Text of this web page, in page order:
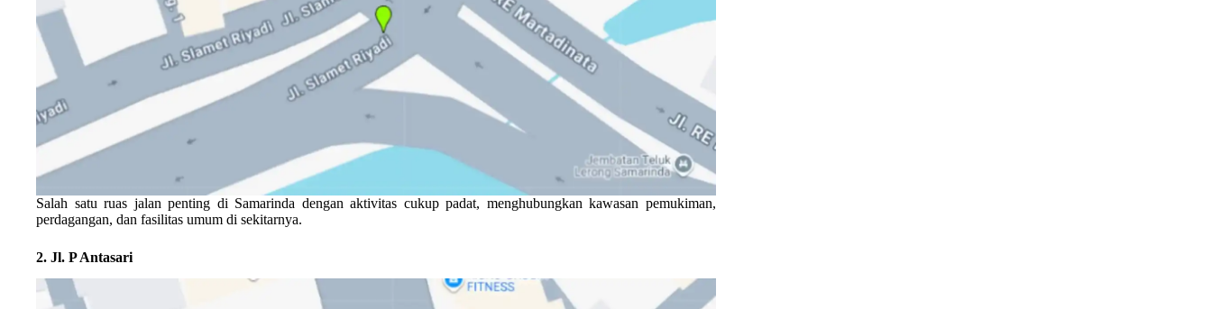
Salah satu ruas jalan penting di Samarinda dengan aktivitas cukup padat, menghubungkan kawasan pemukiman,
perdagangan, dan fasilitas umum di sekitarnya.
2. Jl. P Antasari